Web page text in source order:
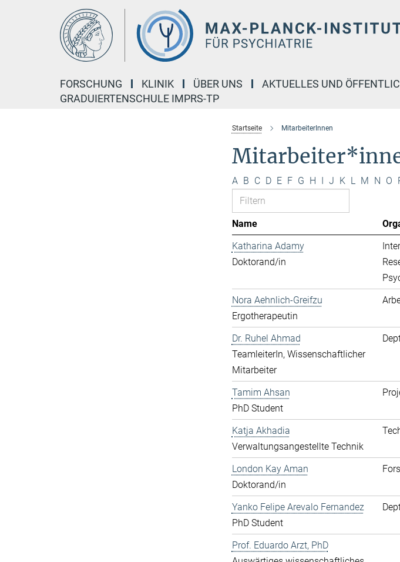
FORSCHUNG KLINIK ÜBER UNS AKTUELLES UND
GRADUIERTENSCHULE IMPRS-TP
Startseite MitarbeiterInnen
A B C D E F G H I J K L M N O
Name
Katharina Adamy
Doktorand/in
Nora Aehnlich-Greifzu
Ergotherapeutin
Dr. Ruhel Ahmad
TeamleiterIn, Wissenschaftlicher
Mitarbeiter
Tamim Ahsan
PhD Student
Katja Akhadia
Verwaltungsangestellte Technik
London Kay Aman
Doktorand/in
Yanko Felipe Arevalo Fernandez
PhD Student
Prof. Eduardo Arzt, PhD